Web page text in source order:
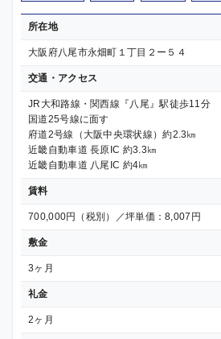
所在地
大阪府八尾市永畑町１丁目２ー５４
交通・アクセス
JR大和路線・関西線『八尾』駅徒歩11分
国道25号線に面す
府道2号線（大阪中央環状線）約2.3㎞
近畿自動車道 長原IC 約3.3㎞
近畿自動車道 八尾IC 約4㎞
賃料
700,000円（税別）／坪単価：8,007円
敷金
3ヶ月
礼金
2ヶ月